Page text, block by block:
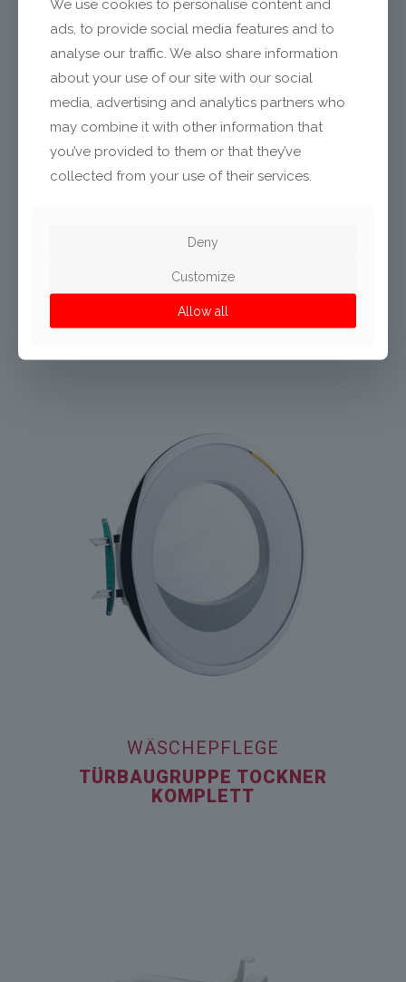
WÄSCHEPFLEGE
TÜRBAUGRUPPE TROCKNER
INNENSEITE
WÄSCHEPFLEGE
TÜRBAUGRUPPE TOCKNER
KOMPLETT
We use cookies to personalise content and
ads, to provide social media features and to
analyse our traffic. We also share information
about your use of our site with our social
media, advertising and analytics partners who
may combine it with other information that
you’ve provided to them or that they’ve
collected from your use of their services.
Deny
Customize
Allow all